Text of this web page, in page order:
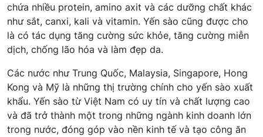
chứa nhiều protein, amino axit và các dưỡng chất khác
như sắt, canxi, kali và vitamin. Yến sào cũng được cho
là có tác dụng tăng cường sức khỏe, tăng cường miễn
dịch, chống lão hóa và làm đẹp da.
Các nước như Trung Quốc, Malaysia, Singapore, Hong
Kong và Mỹ là những thị trường chính cho yến sào xuất
khẩu. Yến sào từ Việt Nam có uy tín và chất lượng cao
và đã trở thành một trong những ngành kinh doanh lớn
trong nước, đóng góp vào nền kinh tế và tạo công ăn